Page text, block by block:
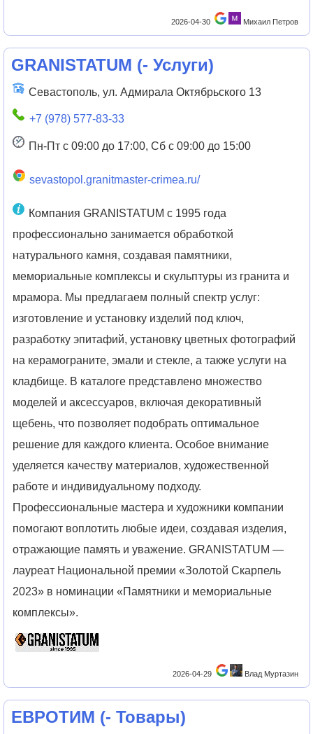
2026-04-30 Михаил Петров
GRANISTATUM (- Услуги)
Севастополь, ул. Адмирала Октябрьского 13
+7 (978) 577-83-33
Пн-Пт с 09:00 до 17:00, Сб с 09:00 до 15:00
sevastopol.granitmaster-crimea.ru/
Компания GRANISTATUM с 1995 года
профессионально занимается обработкой
натурального камня, создавая памятники,
мемориальные комплексы и скульптуры из гранита и
мрамора. Мы предлагаем полный спектр услуг:
изготовление и установку изделий под ключ,
разработку эпитафий, установку цветных фотографий
на керамограните, эмали и стекле, а также услуги на
кладбище. В каталоге представлено множество
моделей и аксессуаров, включая декоративный
щебень, что позволяет подобрать оптимальное
решение для каждого клиента. Особое внимание
уделяется качеству материалов, художественной
работе и индивидуальному подходу.
Профессиональные мастера и художники компании
помогают воплотить любые идеи, создавая изделия,
отражающие память и уважение. GRANISTATUM —
лауреат Национальной премии «Золотой Скарпель
2023» в номинации «Памятники и мемориальные
комплексы».
2026-04-29 Влад Муртазин
ЕВРОТИМ (- Товары)